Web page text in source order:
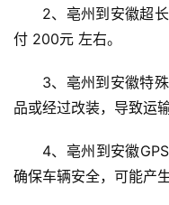
2、亳州到安徽超
付 200元 左右。
3、亳州到安徽特
品或经过改装，导致运
4、亳州到安徽
确保车辆安全，可能产